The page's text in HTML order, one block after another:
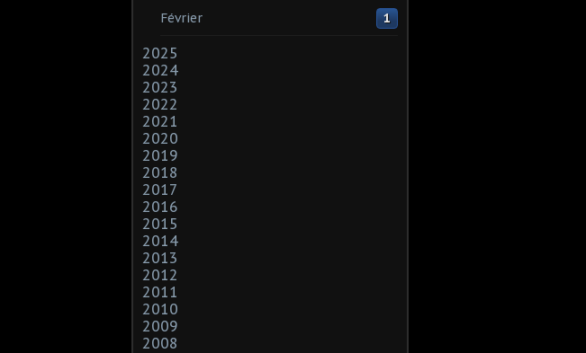
Février 1
2025
2024
2023
2022
2021
2020
2019
2018
2017
2016
2015
2014
2013
2012
2011
2010
2009
2008